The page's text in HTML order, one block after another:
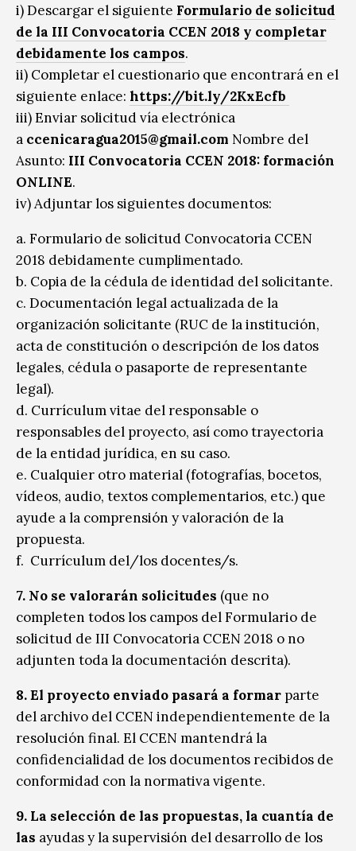
i) Descargar el siguiente Formulario de solicitud
de la III Convocatoria CCEN 2018 y completar
debidamente los campos.
ii) Completar el cuestionario que encontrará en el
siguiente enlace: https://bit.ly/2KxEcfb
iii) Enviar solicitud vía electrónica
a ccenicaragua2015@gmail.com Nombre del
Asunto: III Convocatoria CCEN 2018: formación
ONLINE.
iv) Adjuntar los siguientes documentos:
a. Formulario de solicitud Convocatoria CCEN
2018 debidamente cumplimentado.
b. Copia de la cédula de identidad del solicitante.
c. Documentación legal actualizada de la
organización solicitante (RUC de la institución,
acta de constitución o descripción de los datos
legales, cédula o pasaporte de representante
legal).
d. Currículum vitae del responsable o
responsables del proyecto, así como trayectoria
de la entidad jurídica, en su caso.
e. Cualquier otro material (fotografías, bocetos,
vídeos, audio, textos complementarios, etc.) que
ayude a la comprensión y valoración de la
propuesta.
f. Currículum del/los docentes/s.
7. No se valorarán solicitudes (que no
completen todos los campos del Formulario de
solicitud de III Convocatoria CCEN 2018 o no
adjunten toda la documentación descrita).
8. El proyecto enviado pasará a formar parte
del archivo del CCEN independientemente de la
resolución final. El CCEN mantendrá la
confidencialidad de los documentos recibidos de
conformidad con la normativa vigente.
9. La selección de las propuestas, la cuantía de
las ayudas y la supervisión del desarrollo de los